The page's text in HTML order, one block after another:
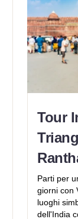
Tour
Parti per
giorni con
luoghi
dell'India